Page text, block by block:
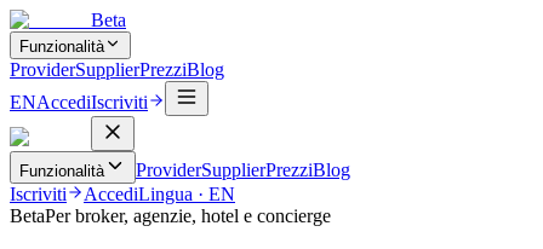
Beta
Funzionalità
ProviderSupplierPrezziBlog
ENAccediIscriviti
Funzionalità ProviderSupplierPrezziBlog
Iscriviti
AccediLingua · EN
BetaPer broker, agenzie, hotel e concierge